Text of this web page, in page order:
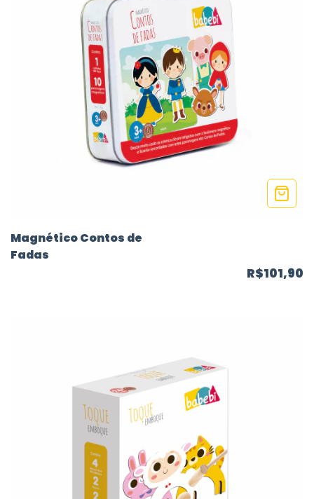
Magnético Contos de
Fadas
R$101,90